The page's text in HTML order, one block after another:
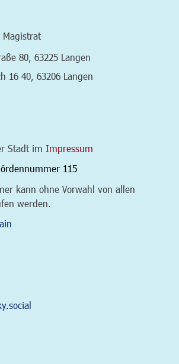
Magistrat
Navigation
80 63225 Langen
16 40, 63206 Langen
Stadt im Impressum
115
kann ohne Vorwahl von allen
werden.